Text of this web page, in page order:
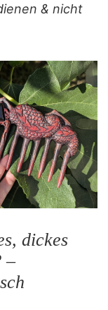
& nicht
dickes
–